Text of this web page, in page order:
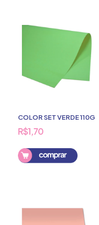
COLOR SET VERDE 110G
R$1,70